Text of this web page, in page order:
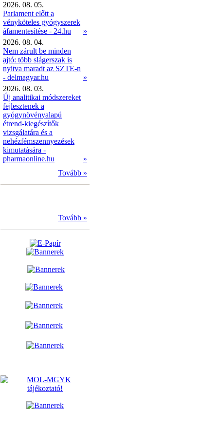
2026. 08. 05.
Parlament előtt a
vényköteles gyógyszerek
áfamentesítése - 24.hu
»
2026. 08. 04.
Nem zárult be minden
ajtó: több slágerszak is
nyitva maradt az SZTE-n
- delmagyar.hu
»
2026. 08. 03.
Új analitikai módszereket
fejlesztenek a
gyógynövényalapú
étrend-kiegészítők
vizsgálatára és a
nehézfémszennyezések
kimutatására -
pharmaonline.hu
»
Tovább »
Tovább »